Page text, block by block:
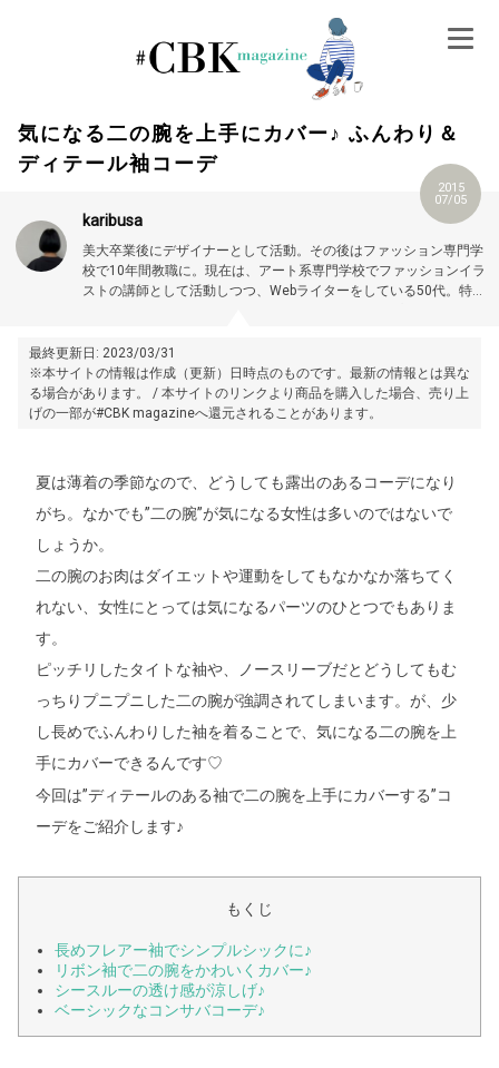
気になる二の腕を上手にカバー♪ ふんわり＆
ディテール袖コーデ
2015
07/05
karibusa
美大卒業後にデザイナーとして活動。その後はファッション専門学
校で10年間教職に。現在は、アート系専門学校でファッションイラ
ストの講師として活動しつつ、Webライターをしている50代。特に
最終更新日: 2023/03/31
※本サイトの情報は作成（更新）日時点のものです。最新の情報とは異な
る場合があります。 / 本サイトのリンクより商品を購入した場合、売り上
げの一部が#CBK magazineへ還元されることがあります。
夏は薄着の季節なので、どうしても露出のあるコーデになり
がち。なかでも”二の腕”が気になる女性は多いのではないで
しょうか。
二の腕のお肉はダイエットや運動をしてもなかなか落ちてく
れない、女性にとっては気になるパーツのひとつでもありま
す。
ピッチリしたタイトな袖や、ノースリーブだとどうしてもむ
っちりプニプニした二の腕が強調されてしまいます。が、少
し長めでふんわりした袖を着ることで、気になる二の腕を上
手にカバーできるんです♡
今回は”ディテールのある袖で二の腕を上手にカバーする”コ
ーデをご紹介します♪
もくじ
長めフレアー袖でシンプルシックに♪
リボン袖で二の腕をかわいくカバー♪
シースルーの透け感が涼しげ♪
ベーシックなコンサバコーデ♪